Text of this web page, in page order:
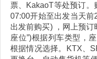
票、KakaoT等处预订
07:00开始至出发当天
出发前购买) ，网上预
座位”)根据列车类型，
根据情况选择。KTX、